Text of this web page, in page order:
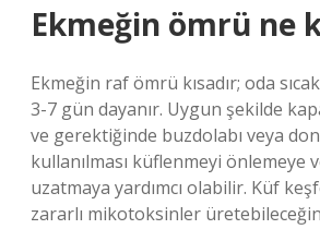
Ekmeğin ömrü ne
Ekmeğin raf ömrü kısadır; oda
3-7 gün dayanır. Uygun şekilde
ve gerektiğinde buzdolabı veya
kullanılması küflenmeyi önlemeye
uzatmaya yardımcı olabilir. Küf
zararlı mikotoksinler